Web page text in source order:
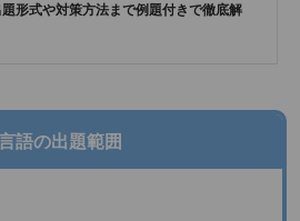
題形式や対策方法まで例題付きで徹底解
語の出題範囲